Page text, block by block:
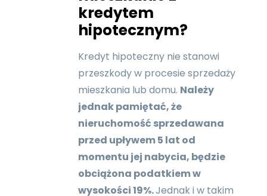
kredytem
hipotecznym?
Kredyt hipoteczny nie stanowi
przeszkody w procesie sprzedaży
mieszkania lub domu. Należy
jednak pamiętać, że
nieruchomość sprzedawana
przed upływem 5 lat od
momentu jej nabycia, będzie
obciążona podatkiem w
wysokości 19%.Jednak i w takim